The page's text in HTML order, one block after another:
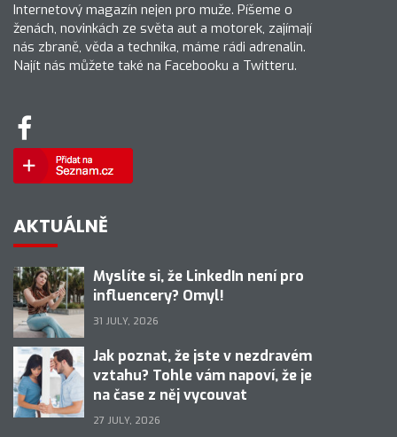
Internetový magazín nejen pro muže. Píšeme o
ženách, novinkách ze světa aut a motorek, zajímají
nás zbraně, věda a technika, máme rádi adrenalin.
Najít nás můžete také na Facebooku a Twitteru.
AKTUÁLNĚ
Myslíte si, že LinkedIn není pro
influencery? Omyl!
31 JULY, 2026
Jak poznat, že jste v nezdravém
vztahu? Tohle vám napoví, že je
na čase z něj vycouvat
27 JULY, 2026